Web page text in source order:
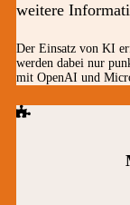
weitere
Der Einsatz von KI
werden dabei nur
mit OpenAI und